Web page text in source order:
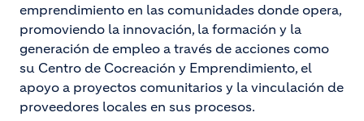
emprendimiento en las comunidades donde opera,
promoviendo la innovación, la formación y la
generación de empleo a través de acciones como
su Centro de Cocreación y Emprendimiento, el
apoyo a proyectos comunitarios y la vinculación de
proveedores locales en sus procesos.